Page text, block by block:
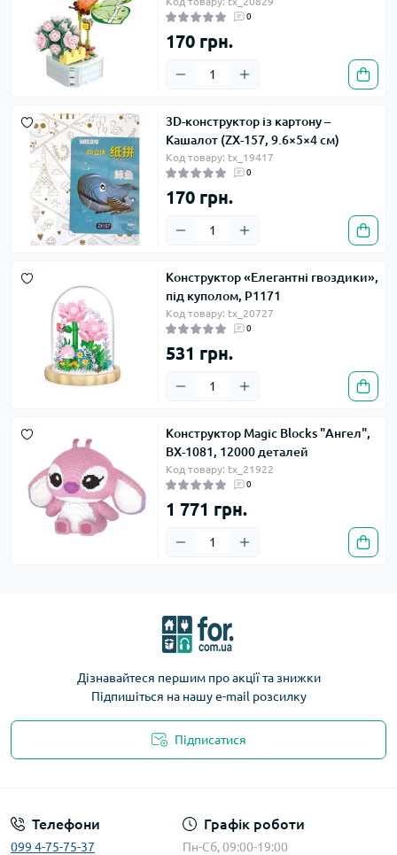
0
170 грн.
3D-конструктор із картону –
Кашалот (ZX-157, 9.6×5×4 см)
Код товару: tx_19417
0
170 грн.
Конструктор «Елегантні гвоздики»,
під куполом, P1171
Код товару: tx_20727
0
531 грн.
Конструктор Magic Blocks "Ангел",
BX-1081, 12000 деталей
Код товару: tx_21922
0
1 771 грн.
Дізнавайтеся першим про акції та знижки
Підпишіться на нашу e-mail розсилку
Підписатися
Телефони
099 4-75-75-37
Графік роботи
Пн-Сб, 09:00-19:00